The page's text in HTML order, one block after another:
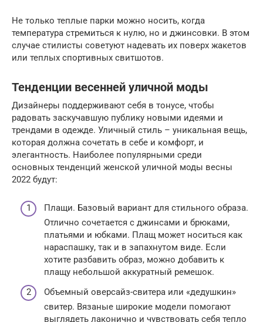
Не только теплые парки можно носить, когда
температура стремиться к нулю, но и джинсовки. В этом
случае стилисты советуют надевать их поверх жакетов
или теплых спортивных свитшотов.
Тенденции весенней уличной моды
Дизайнеры поддерживают себя в тонусе, чтобы
радовать заскучавшую публику новыми идеями и
трендами в одежде. Уличный стиль – уникальная вещь,
которая должна сочетать в себе и комфорт, и
элегантность. Наиболее популярными среди
основных тенденций женской уличной моды весны
2022 будут:
Плащи. Базовый вариант для стильного образа.
Отлично сочетается с джинсами и брюками,
платьями и юбками. Плащ может носиться как
нараспашку, так и в запахнутом виде. Если
хотите разбавить образ, можно добавить к
плащу небольшой аккуратный ремешок.
Объемный оверсайз-свитера или «дедушкин»
свитер. Вязаные широкие модели помогают
выглядеть лаконично и чувствовать себя тепло